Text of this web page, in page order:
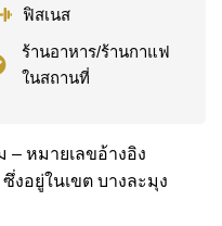
ฟิสเนส
ร้านอาหาร/ร้านกาแฟ
ในสถานที่
– หมายเลขอ้างอิง
งอยู่ในเขต บางละมุง